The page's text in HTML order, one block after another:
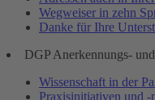
Wegweiser in zehn
Danke für Ihre
DGP Anerkennungs-
Wissenschaft in der
Praxisinitiativen und